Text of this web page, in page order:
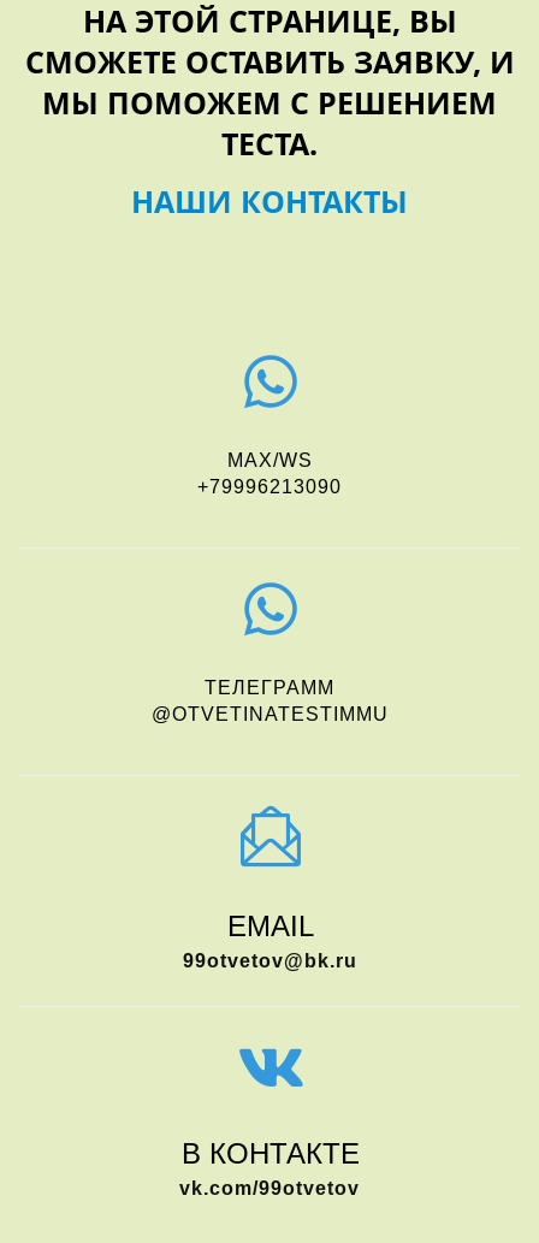
НА ЭТОЙ СТРАНИЦЕ, ВЫ
СМОЖЕТЕ ОСТАВИТЬ ЗАЯВКУ, И
МЫ ПОМОЖЕМ С РЕШЕНИЕМ
ТЕСТА.
НАШИ КОНТАКТЫ
MAX/WS
+79996213090
ТЕЛЕГРАММ
@OTVETINATESTIMMU
EMAIL
99otvetov@bk.ru
В КОНТАКТЕ
vk.com/99otvetov